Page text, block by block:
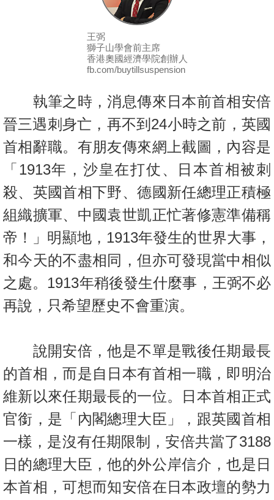
數
據
公
佈
置
業
手
冊
關
於
王弼
獅子山學會前主席
香港奧國經濟學院創辦人
fb.com/buytillsuspension
執筆之時，消息傳來日本前首相安倍
晉三遇刺身亡，再不到24小時之前，英國
首相辭職。有朋友傳來網上截圖，內容是
「1913年，沙皇在打仗、日本首相被刺
殺、英國首相下野、德國新任總理正積極
組織擴軍、中國袁世凱正忙著修憲準備稱
帝！」明顯地，1913年發生的世界大事，
和今天的不盡相同，但亦可發現當中相似
之處。1913年稍後發生什麼事，王弼不必
再說，只希望歷史不會重演。
說開安倍，他是不單是戰後任期最長
的首相，而是自日本有首相一職，即明治
維新以來任期最長的一位。日本首相正式
官銜，是「內閣總理大臣」，跟英國首相
一樣，是沒有任期限制，安倍共當了3188
日的總理大臣，他的外公岸信介，也是日
本首相，可想而知安倍在日本政壇的勢力